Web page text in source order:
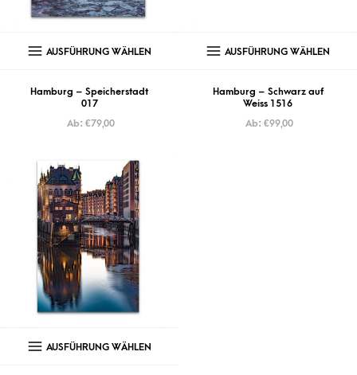
AUSFÜHRUNG WÄHLEN
Hamburg – Speicherstadt
017
Ab: €79,00
AUSFÜHRUNG WÄHLEN
Hamburg – Schwarz auf
Weiss 1516
Ab: €99,00
AUSFÜHRUNG WÄHLEN